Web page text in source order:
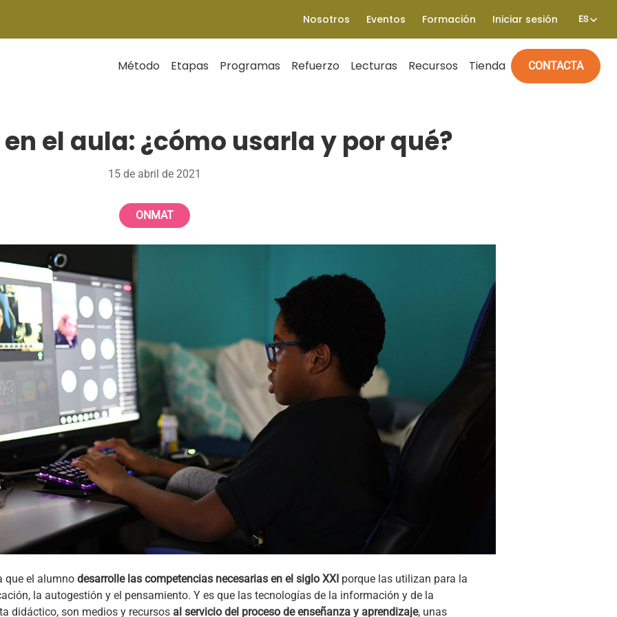
Nosotros Eventos Formación Iniciar sesión ES
Método Etapas Programas Refuerzo Lecturas Recursos Tienda CONTACTA
el aula: ¿cómo usarla y por qué?
15 de abril de 2021
ONMAT
que el alumno desarrolle las competencias necesarias en el siglo XXI porque las utilizan para la
la autogestión y el pensamiento. Y es que las tecnologías de la información y de la
didáctico, son medios y recursos al servicio del proceso de enseñanza y aprendizaje, unas